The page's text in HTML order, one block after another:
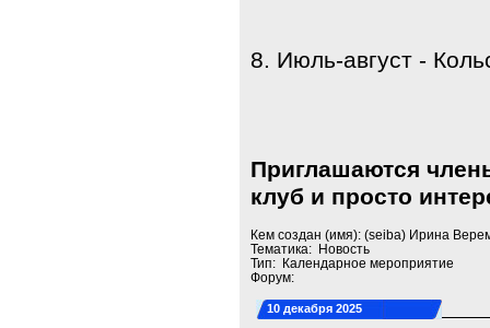
8. Июль-август -
Приглашаются
клуб и просто
Кем создан (имя): (seiba) Ирина
Тематика: Новость
Тип: Календарное мероприятие
Форум:
10 декабря 2025